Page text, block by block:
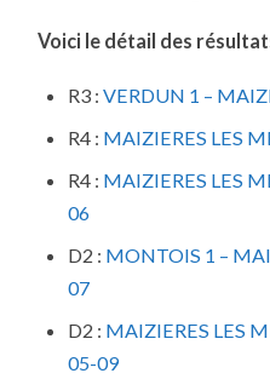
Voici le détail des
R3 : VERDUN 1 –
R4 : MAIZIERES LES
R4 : MAIZIERES LES
06
D2 : MONTOIS 1 –
07
D2 : MAIZIERES LES
05-09